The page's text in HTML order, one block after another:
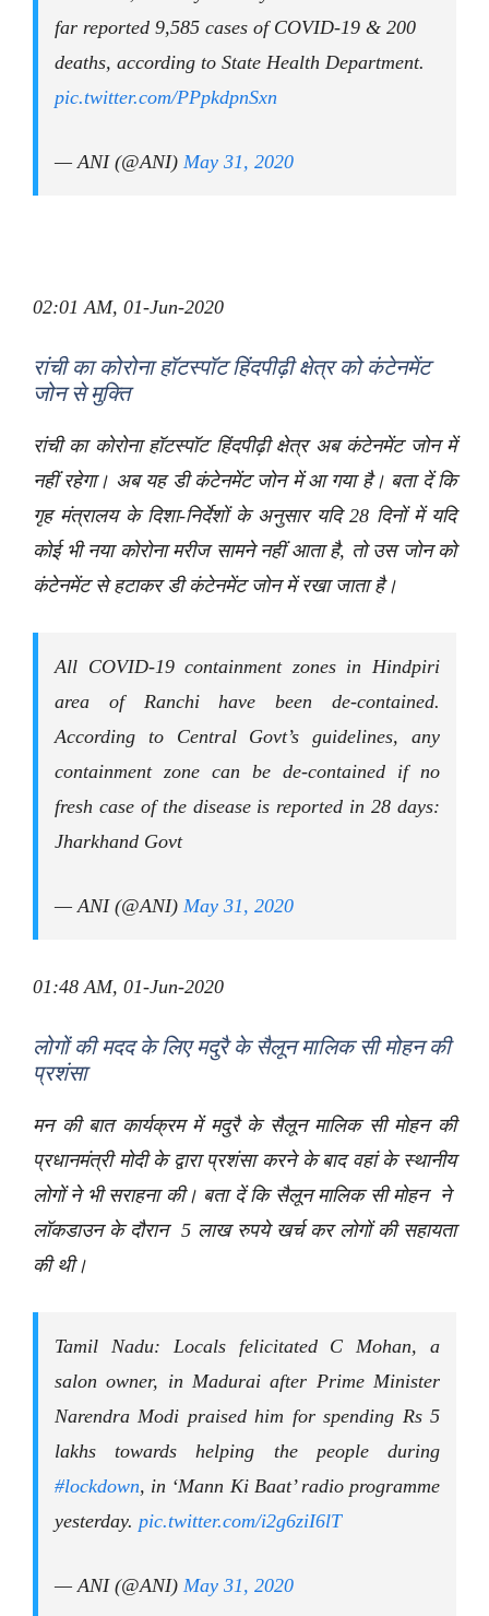
far reported 9,585 cases of COVID-19 & 200
deaths, according to State Health Department.
pic.twitter.com/PPpkdpnSxn
— ANI (@ANI) May 31, 2020
02:01 AM, 01-Jun-2020
रांची का कोरोना हॉटस्पॉट हिंदपीढ़ी क्षेत्र को कंटेनमेंट
जोन से मुक्ति
रांची का कोरोना हॉटस्पॉट हिंदपीढ़ी क्षेत्र अब कंटेनमेंट जोन में
नहीं रहेगा। अब यह डी कंटेनमेंट जोन में आ गया है। बता दें कि
गृह मंत्रालय के दिशा-निर्देशों के अनुसार यदि 28 दिनों में यदि
कोई भी नया कोरोना मरीज सामने नहीं आता है, तो उस जोन को
कंटेनमेंट से हटाकर डी कंटेनमेंट जोन में रखा जाता है।
All COVID-19 containment zones in Hindpiri
area of Ranchi have been de-contained.
According to Central Govt’s guidelines, any
containment zone can be de-contained if no
fresh case of the disease is reported in 28 days:
Jharkhand Govt
— ANI (@ANI) May 31, 2020
01:48 AM, 01-Jun-2020
लोगों की मदद के लिए मदुरै के सैलून मालिक सी मोहन की
प्रशंसा
मन की बात कार्यक्रम में मदुरै के सैलून मालिक सी मोहन की
प्रधानमंत्री मोदी के द्वारा प्रशंसा करने के बाद वहां के स्थानीय
लोगों ने भी सराहना की। बता दें कि सैलून मालिक सी मोहन ने
लॉकडाउन के दौरान 5 लाख रुपये खर्च कर लोगों की सहायता
की थी।
Tamil Nadu: Locals felicitated C Mohan, a
salon owner, in Madurai after Prime Minister
Narendra Modi praised him for spending Rs 5
lakhs towards helping the people during
#lockdown, in ‘Mann Ki Baat’ radio programme
yesterday. pic.twitter.com/i2g6ziI6lT
— ANI (@ANI) May 31, 2020